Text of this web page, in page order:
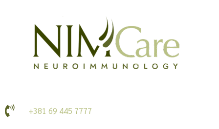
+381 69 445 7777